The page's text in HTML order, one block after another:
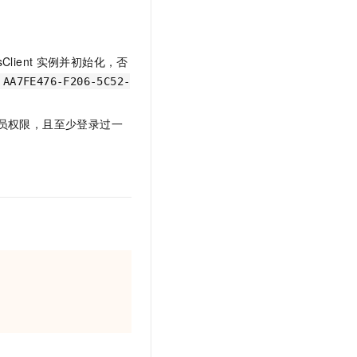
实例并初始化，否
F206-5C52-
权限，且至少登录过一